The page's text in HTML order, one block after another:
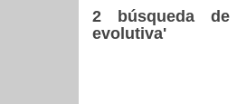
2 búsqueda
evolutiva'